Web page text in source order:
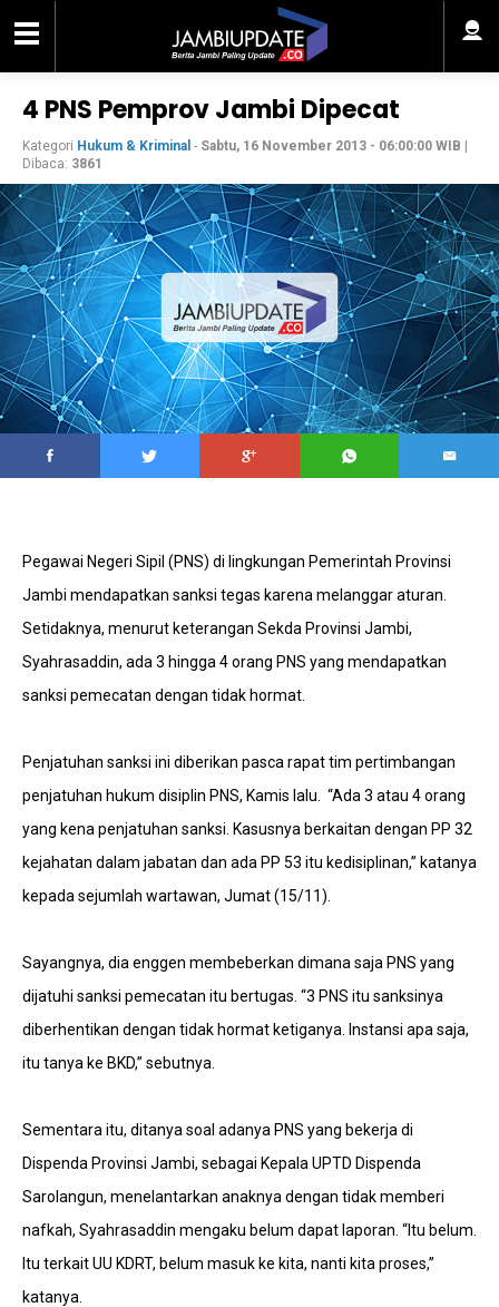
4 PNS Pemprov Jambi Dipecat
Kategori Hukum & Kriminal - Sabtu, 16 November 2013 - 06:00:00 WIB
Dibaca: 3861
Pegawai Negeri Sipil (PNS) di lingkungan Pemerintah Provinsi
Jambi mendapatkan sanksi tegas karena melanggar aturan.
Setidaknya, menurut keterangan Sekda Provinsi Jambi,
Syahrasaddin, ada 3 hingga 4 orang PNS yang mendapatkan
sanksi pemecatan dengan tidak hormat.
Penjatuhan sanksi ini diberikan pasca rapat tim pertimbangan
penjatuhan hukum disiplin PNS, Kamis lalu. “Ada 3 atau 4 orang
yang kena penjatuhan sanksi. Kasusnya berkaitan dengan PP 32
kejahatan dalam jabatan dan ada PP 53 itu kedisiplinan,” katanya
kepada sejumlah wartawan, Jumat (15/11).
Sayangnya, dia enggen membeberkan dimana saja PNS yang
dijatuhi sanksi pemecatan itu bertugas. “3 PNS itu sanksinya
diberhentikan dengan tidak hormat ketiganya. Instansi apa saja,
itu tanya ke BKD,” sebutnya.
Sementara itu, ditanya soal adanya PNS yang bekerja di
Dispenda Provinsi Jambi, sebagai Kepala UPTD Dispenda
Sarolangun, menelantarkan anaknya dengan tidak memberi
nafkah, Syahrasaddin mengaku belum dapat laporan. “Itu belum.
Itu terkait UU KDRT, belum masuk ke kita, nanti kita proses,”
katanya.